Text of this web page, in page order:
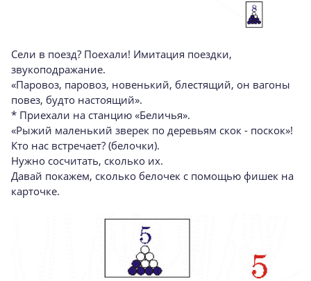
Сели в поезд? Поехали! Имитация поездки,
звукоподражание.
«Паровоз, паровоз, новенький, блестящий, он вагоны
повез, будто настоящий».
* Приехали на станцию «Беличья».
«Рыжий маленький зверек по деревьям скок - поскок»!
Кто нас встречает? (белочки).
Нужно сосчитать, сколько их.
Давай покажем, сколько белочек с помощью фишек на
карточке.